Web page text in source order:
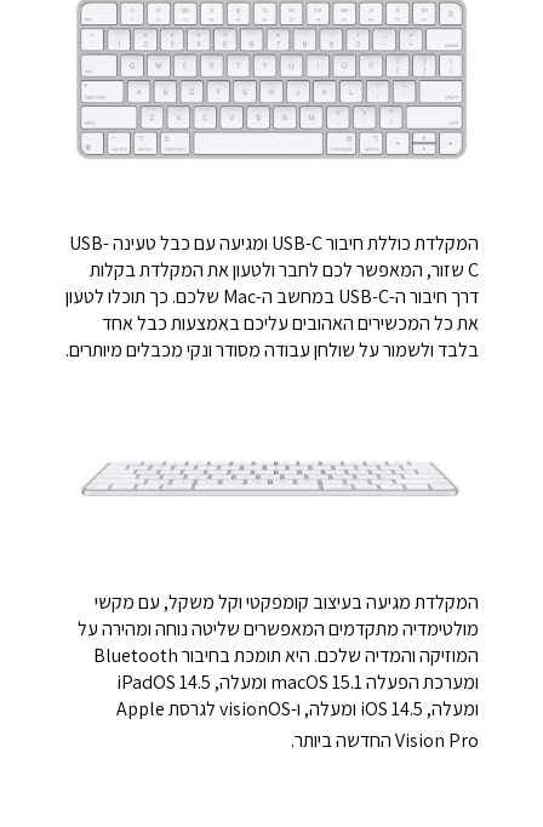
המקלדת כוללת חיבור USB-C ומגיעה עם כבל טעינה USB-
C שזור, המאפשר לכם לחבר ולטעון את המקלדת בקלות
דרך חיבור ה-USB-C במחשב ה-Mac שלכם. כך תוכלו לטעון
את כל המכשירים האהובים עליכם באמצעות כבל אחד
בלבד ולשמור על שולחן עבודה מסודר ונקי מכבלים מיותרים.
המקלדת מגיעה בעיצוב קומפקטי וקל משקל, עם מקשי
מולטימדיה מתקדמים המאפשרים שליטה נוחה ומהירה על
המוזיקה והמדיה שלכם. היא תומכת בחיבור Bluetooth
ומערכת הפעלה macOS 15.1 ומעלה, iPadOS 14.5
ומעלה, iOS 14.5 ומעלה, ו-visionOS לגרסת Apple
Vision Pro החדשה ביותר.